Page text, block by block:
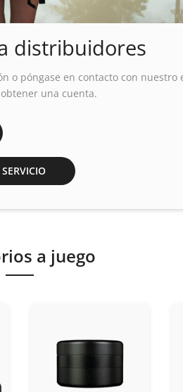
distribuidores
o póngase en contacto con nuestro
una cuenta.
a juego